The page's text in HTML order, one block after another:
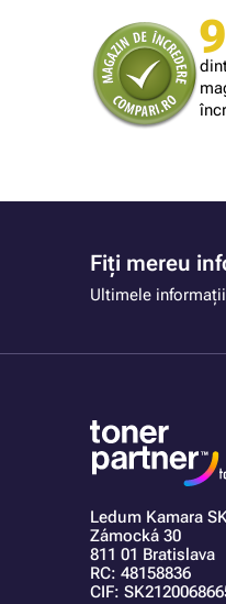
Fiți mereu
Ultimele
Ledum Kamara
Zámocká 30
811 01 Bratislava
RC: 48158836
CIF: